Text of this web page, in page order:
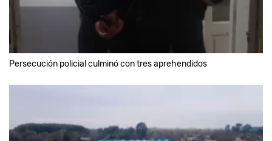
Persecución policial culminó con tres aprehendidos